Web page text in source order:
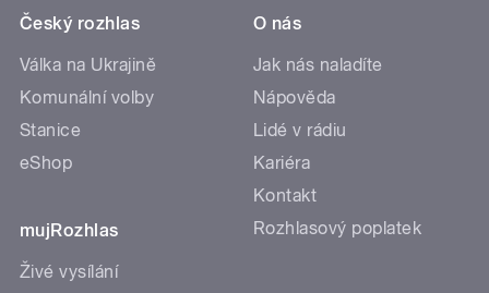
Český rozhlas
Válka na Ukrajině
Komunální volby
Stanice
eShop
mujRozhlas
Živé vysílání
O nás
Jak nás naladíte
Nápověda
Lidé v rádiu
Kariéra
Kontakt
Rozhlasový poplatek